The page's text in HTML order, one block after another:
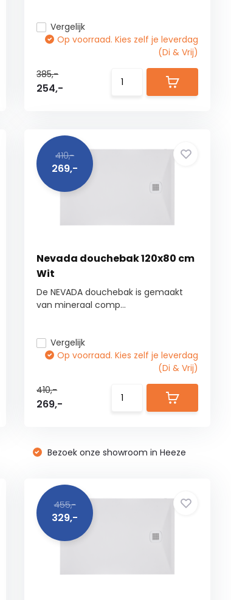
Vergelijk
Op voorraad. Kies zelf je leverdag
(Di & Vrij)
385,-
254,-
410,-
269,-
Nevada douchebak 120x80 cm
Wit
De NEVADA douchebak is gemaakt
van mineraal comp...
Vergelijk
Op voorraad. Kies zelf je leverdag
(Di & Vrij)
410,-
269,-
Bezoek onze showroom in Heeze
455,-
329,-